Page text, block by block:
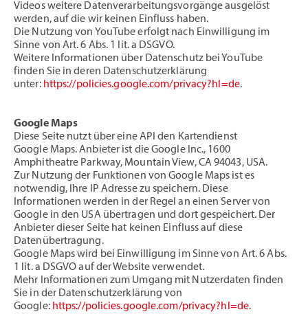
Videos weitere Datenverarbeitungsvorgänge ausgelöst
werden, auf die wir keinen Einfluss haben.
Die Nutzung von YouTube erfolgt nach Einwilligung im
Sinne von Art. 6 Abs. 1 lit. a DSGVO.
Weitere Informationen über Datenschutz bei YouTube
finden Sie in deren Datenschutzerklärung
unter: https://policies.google.com/privacy?hl=de.
Google Maps
Diese Seite nutzt über eine API den Kartendienst
Google Maps. Anbieter ist die Google Inc., 1600
Amphitheatre Parkway, Mountain View, CA 94043, USA.
Zur Nutzung der Funktionen von Google Maps ist es
notwendig, Ihre IP Adresse zu speichern. Diese
Informationen werden in der Regel an einen Server von
Google in den USA übertragen und dort gespeichert. Der
Anbieter dieser Seite hat keinen Einfluss auf diese
Datenübertragung.
Google Maps wird bei Einwilligung im Sinne von Art. 6 Abs.
1 lit. a DSGVO auf der Website verwendet.
Mehr Informationen zum Umgang mit Nutzerdaten finden
Sie in der Datenschutzerklärung von
Google: https://policies.google.com/privacy?hl=de.